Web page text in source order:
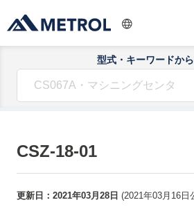
型式・キーワードか
CSZ-18-01
更新日： 2021年03月28日 (2021年03月16日